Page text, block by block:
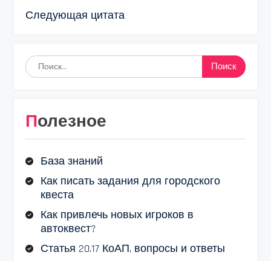
Следующая цитата
Найти:
Полезное
База знаний
Как писать задания для городского
квеста
Как привлечь новых игроков в
автоквест?
Статья 20.17 КоАП, вопросы и ответы